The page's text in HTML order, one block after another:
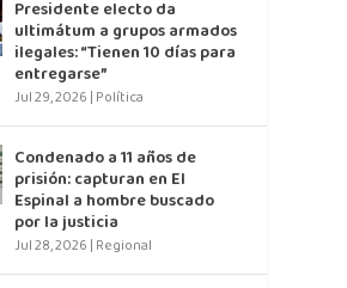
Presidente electo da
ultimátum a grupos armados
ilegales: “Tienen 10 días para
entregarse”
Jul 29, 2026 | Política
Condenado a 11 años de
prisión: capturan en El
Espinal a hombre buscado
por la justicia
Jul 28, 2026 | Regional